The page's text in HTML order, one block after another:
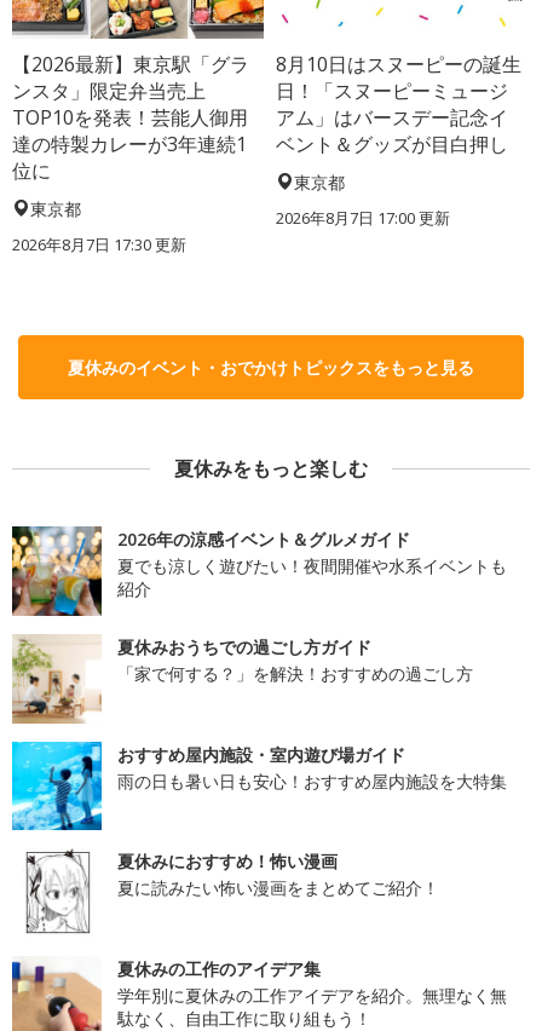
【2026最新】東京駅「グラ
ンスタ」限定弁当売上
TOP10を発表！芸能人御用
達の特製カレーが3年連続1
位に
東京都
2026年8月7日 17:30更新
8月10日はスヌーピーの誕生
日！「スヌーピーミュージ
アム」はバースデー記念イ
ベント＆グッズが目白押し
東京都
2026年8月7日 17:00更新
夏休みのイベント・おでかけトピックスをもっと見る
夏休みをもっと楽しむ
2026年の涼感イベント＆グルメガイド
夏でも涼しく遊びたい！夜間開催や水系イベントも
紹介
夏休みおうちでの過ごし方ガイド
「家で何する？」を解決！おすすめの過ごし方
おすすめ屋内施設・室内遊び場ガイド
雨の日も暑い日も安心！おすすめ屋内施設を大特集
夏休みにおすすめ！怖い漫画
夏に読みたい怖い漫画をまとめてご紹介！
夏休みの工作のアイデア集
学年別に夏休みの工作アイデアを紹介。無理なく無
駄なく、自由工作に取り組もう！